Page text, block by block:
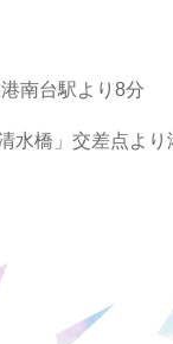
南台駅より8分
水橋」交差点よ